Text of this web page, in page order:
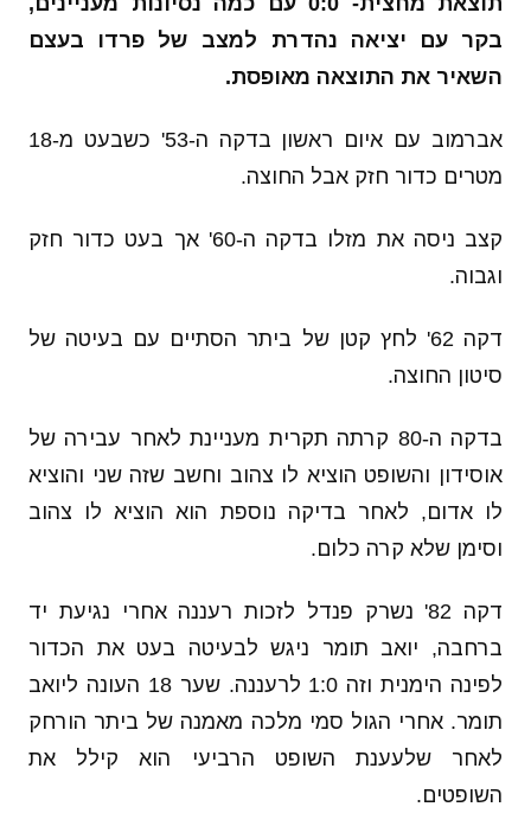
בקר עם יציאה נהדרת למצב של פרדו בעצם
השאיר את התוצאה מאופסת.
אברמוב עם איום ראשון בדקה ה-53' כשבעט מ-18
מטרים כדור חזק אבל החוצה.
קצב ניסה את מזלו בדקה ה-60' אך בעט כדור חזק
וגבוה.
דקה 62' לחץ קטן של ביתר הסתיים עם בעיטה של
סיטון החוצה.
בדקה ה-80 קרתה תקרית מעניינת לאחר עבירה של
אוסידון והשופט הוציא לו צהוב וחשב שזה שני והוציא
לו אדום, לאחר בדיקה נוספת הוא הוציא לו צהוב
וסימן שלא קרה כלום.
דקה 82' נשרק פנדל לזכות רעננה אחרי נגיעת יד
ברחבה, יואב תומר ניגש לבעיטה בעט את הכדור
לפינה הימנית וזה 1:0 לרעננה. שער 18 העונה ליואב
תומר. אחרי הגול סמי מלכה מאמנה של ביתר הורחק
לאחר שלעענת השופט הרביעי הוא קילל את
השופטים.